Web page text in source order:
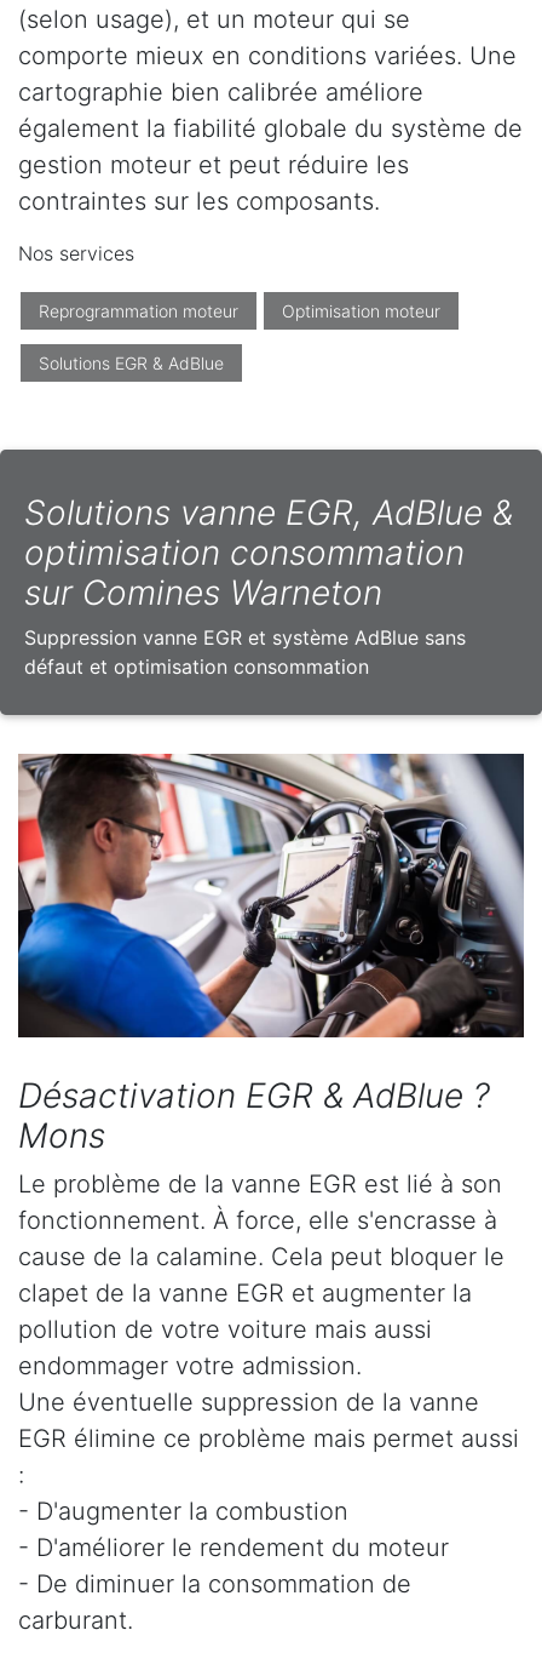
(selon usage), et un moteur qui se
comporte mieux en conditions variées. Une
cartographie bien calibrée améliore
également la fiabilité globale du système de
gestion moteur et peut réduire les
contraintes sur les composants.
Nos services
Reprogrammation moteur Optimisation moteur
Solutions EGR & AdBlue
Solutions vanne EGR, AdBlue &
optimisation consommation
sur Comines Warneton
Suppression vanne EGR et système AdBlue sans
défaut et optimisation consommation
Désactivation EGR & AdBlue ?
Mons
Le problème de la vanne EGR est lié à son
fonctionnement. À force, elle s'encrasse à
cause de la calamine. Cela peut bloquer le
clapet de la vanne EGR et augmenter la
pollution de votre voiture mais aussi
endommager votre admission.
Une éventuelle suppression de la vanne
EGR élimine ce problème mais permet aussi
:
- D'augmenter la combustion
- D'améliorer le rendement du moteur
- De diminuer la consommation de
carburant.